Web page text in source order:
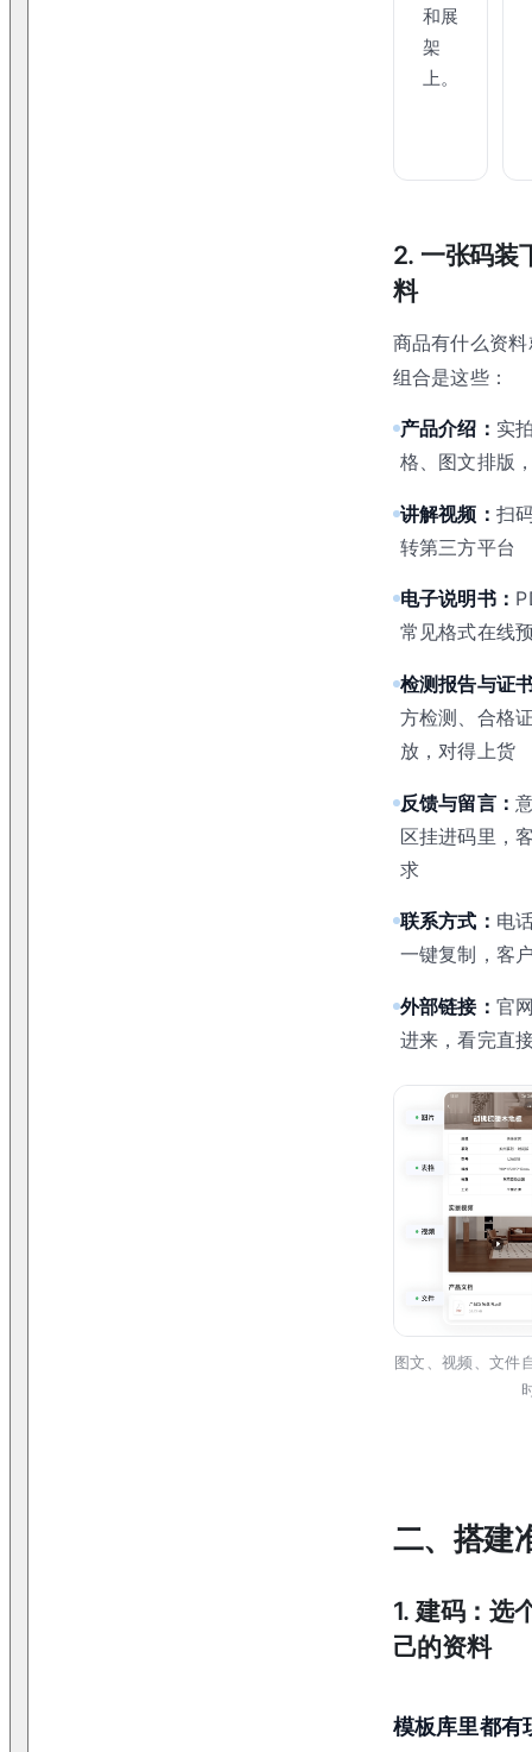
和展
架
上。
2. 一张码装
料
商品有什么资
组合是这些：
产品介绍： 实
格、图文排版
讲解视频：扫
转第三方平台
电子说明书：
常见格式在线
检测报告与证
方检测、合格
放，对得上货
反馈与留言：
区挂进码里，
求
联系方式： 电
一键复制，客
外部链接：官
进来，看完直
图文、视频、文件
二、搭建
1. 建码：选
己的资料
模板库里都有